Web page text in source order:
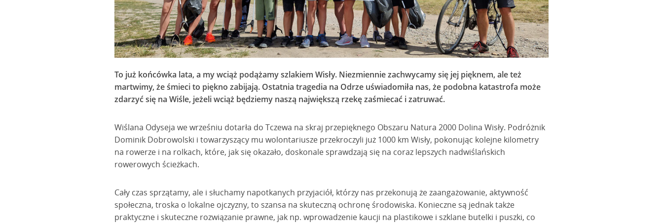
To już końcówka lata, a my wciąż podążamy szlakiem Wisły. Niezmiennie zachwycamy się jej pięknem, ale też
martwimy, że śmieci to piękno zabijają. Ostatnia tragedia na Odrze uświadomiła nas, że podobna katastrofa może
zdarzyć się na Wiśle, jeżeli wciąż będziemy naszą największą rzekę zaśmiecać i zatruwać.
Wiślana Odyseja we wrześniu dotarła do Tczewa na skraj przepięknego Obszaru Natura 2000 Dolina Wisły. Podróżnik
Dominik Dobrowolski i towarzyszący mu wolontariusze przekroczyli już 1000 km Wisły, pokonując kolejne kilometry
na rowerze i na rolkach, które, jak się okazało, doskonale sprawdzają się na coraz lepszych nadwiślańskich
rowerowych ścieżkach.
Cały czas sprzątamy, ale i słuchamy napotkanych przyjaciół, którzy nas przekonują że zaangażowanie, aktywność
społeczna, troska o lokalne ojczyzny, to szansa na skuteczną ochronę środowiska. Konieczne są jednak także
praktyczne i skuteczne rozwiązanie prawne, jak np. wprowadzenie kaucji na plastikowe i szklane butelki i puszki, co